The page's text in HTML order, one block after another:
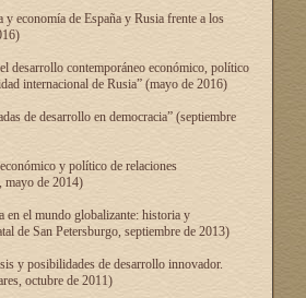
economía de España y Rusia frente a los
desarrollo contemporáneo económico, político
internacional de Rusia” (mayo de 2016)
de desarrollo en democracia” (septiembre
y político de relaciones
mayo de 2014)
en el mundo globalizante: historia y
de San Petersburgo, septiembre de 2013)
y posibilidades de desarrollo innovador.
octubre de 2011)